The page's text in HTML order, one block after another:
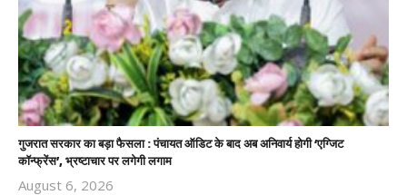
गुजरात सरकार का बड़ा फैसला : पंचायत ऑडिट के बाद अब अनिवार्य होगी ‘एग्जिट
कॉन्फ्रेंस’, भ्रष्टाचार पर लगेगी लगाम
August 6, 2026